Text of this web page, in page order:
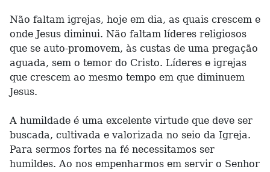
Não faltam igrejas, hoje em dia, as quais crescem e
onde Jesus diminui. Não faltam líderes religiosos
que se auto-promovem, às custas de uma pregação
aguada, sem o temor do Cristo. Líderes e igrejas
que crescem ao mesmo tempo em que diminuem
Jesus.
A humildade é uma excelente virtude que deve ser
buscada, cultivada e valorizada no seio da Igreja.
Para sermos fortes na fé necessitamos ser
humildes. Ao nos empenharmos em servir o Senhor